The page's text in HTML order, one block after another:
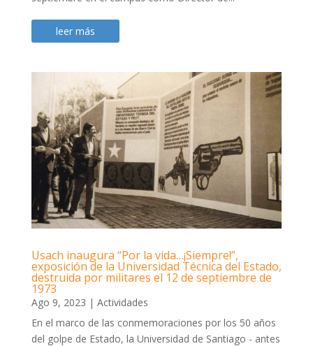
leer más
Usach inaugura “Por la vida…¡Siempre!”,
exposición de la Universidad Técnica del Estado,
destruida por militares el 12 de septiembre de
1973
Ago 9, 2023 | Actividades
En el marco de las conmemoraciones por los 50 años
del golpe de Estado, la Universidad de Santiago - antes